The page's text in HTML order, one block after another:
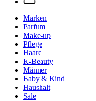
Marken
Parfum
Make-up
Pflege
Haare
K-Beauty
Männer
Baby & Kind
Haushalt
Sale